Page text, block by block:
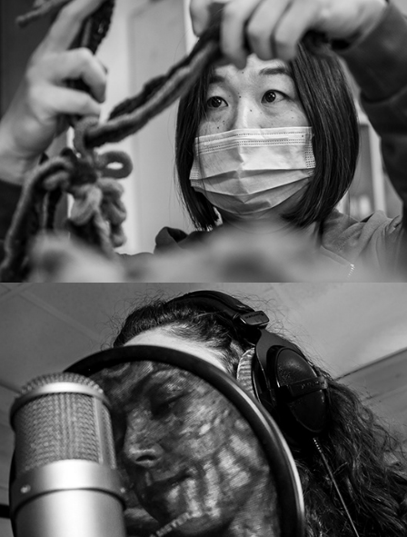
В ателието: Рин Ямамура
Извън сцената: Весела Морова